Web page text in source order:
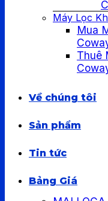
Máy Lọc
Mua
Thuê
Về chúng tôi
Sản phẩm
Tin tức
Bảng Giá